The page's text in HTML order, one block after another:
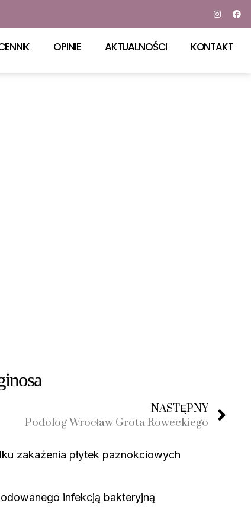
OPINIE AKTUALNOŚCI KONTAKT
NASTĘPNY
Podolog Wrocław Grota Roweckiego
zakażenia płytek paznokciowych
infekcją bakteryjną